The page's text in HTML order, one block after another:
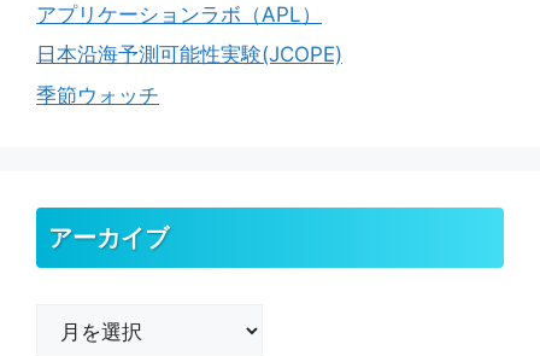
アプリケーションラボ（APL）
日本沿海予測可能性実験(JCOPE)
季節ウォッチ
アーカイブ